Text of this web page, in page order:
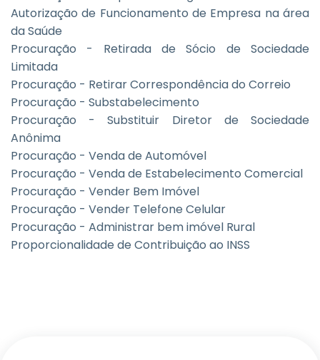
Autorização de Funcionamento de Empresa na área
da Saúde
Procuração - Retirada de Sócio de Sociedade
Limitada
Procuração - Retirar Correspondência do Correio
Procuração - Substabelecimento
Procuração - Substituir Diretor de Sociedade
Anônima
Procuração - Venda de Automóvel
Procuração - Venda de Estabelecimento Comercial
Procuração - Vender Bem Imóvel
Procuração - Vender Telefone Celular
Procuração - Administrar bem imóvel Rural
Proporcionalidade de Contribuição ao INSS